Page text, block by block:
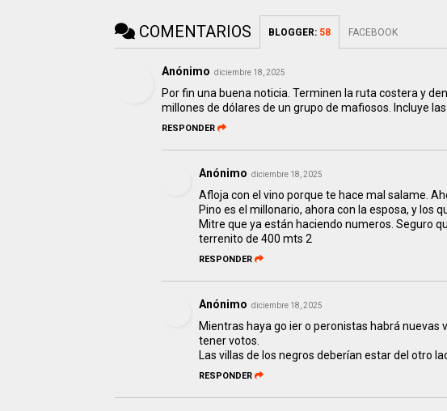
COMENTARIOS BLOGGER: 58 FACEBOOK
Anónimo diciembre 18, 2025
Por fin una buena noticia. Terminen la ruta costera y
millones de dólares de un grupo de mafiosos. Incluye
RESPONDER
Anónimo diciembre 18, 2025
Afloja con el vino porque te hace mal salame.
Pino es el millonario, ahora con la esposa, y los
Mitre que ya están haciendo numeros. Seguro
terrenito de 400 mts 2
RESPONDER
Anónimo diciembre 18, 2025
Mientras haya go ier o peronistas habrá
tener votos.
Las villas de los negros deberían estar del otro
RESPONDER